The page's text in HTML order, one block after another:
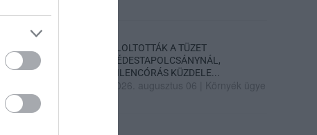
ELOLTOTTÁK A TÜZET
DÉDESTAPOLCSÁNYNÁL,
KILENCÓRÁS KÜZDELE...
2026. augusztus 06 Környék ügye